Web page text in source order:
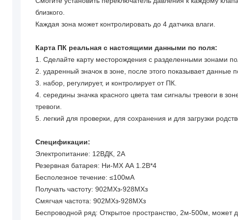
близкого.
Каждая зона может контролировать до 4 датчика влаги.
Карта ПК реальная с настоящими данными по поля:
1. Сделайте карту месторождения с разделенными зонами
2. ударенный значок в зоне, после этого показывает данные
3. набор, регулирует, и контролирует от ПК.
4. середины значка красного цвета там сигналы тревоги в
тревоги.
5. легкий для проверки, для сохранения и для загрузки
Спецификации:
Электропитание: 12ВДК, 2А
Резервная батарея: Ни-МХ АА 1.2В*4
Бесполезное течение: ≤100мА
Получать частоту: 902МХз-928МХз
Смягчая частота: 902МХз-928МХз
Беспроводной ряд: Открытое пространство, 2м-500м, может